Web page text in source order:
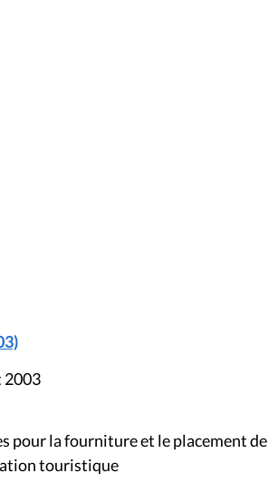
2003
pour la fourniture et le placement de
touristique